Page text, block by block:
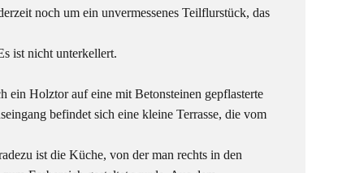
noch um ein unvermessenes Teilflurstück, das
ist nicht unterkellert.
ein Holztor auf eine mit Betonsteinen gepflasterte
befindet sich eine kleine Terrasse, die vom
ist die Küche, von der man rechts in den